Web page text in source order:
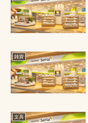
雑貨
文具